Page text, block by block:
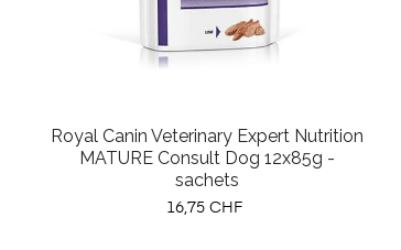
Royal Canin Veterinary Expert Nutrition
MATURE Consult Dog 12x85g -
sachets
Prix
16,75 CHF